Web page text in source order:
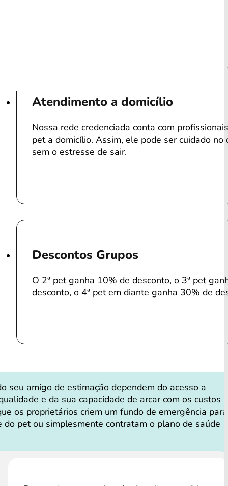
Atendimento a domicílio
Nossa rede credenciada conta com
pet a domicílio. Assim, ele pode ser cuidado no
sem o estresse de sair.
Descontos Grupos
O 2ª pet ganha 10% de desconto, o 3ª pet
desconto, o 4ª pet em diante ganha 30% de
seu amigo de estimação dependem do acesso a
e da sua capacidade de arcar com os custos
os proprietários criem um fundo de emergência para
do pet ou simplesmente contratam o plano de saúde